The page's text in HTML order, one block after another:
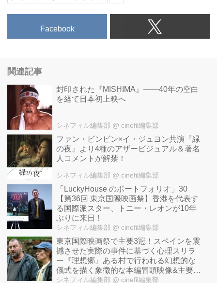
Facebook
関連記事
封印された『MISHIMA』――40年の空白
を経て日本初上映へ
シネフィル編集部 @ cinefil編集部
ファン・ビンビン×イ・ジュヨン共演『緑
の夜』より4種のアザービジュアル＆著名
人コメントが解禁！
シネフィル編集部 @ cinefil編集部
「LuckyHouse のポートフォリオ」30
【第36回 東京国際映画祭】香港を代表す
る国際派スター、トニー・レオンが10年
ぶりに来日！
シネフィル編集部 @ cinefil編集部
東京国際映画祭で主要3冠！スペインを震
撼させた実際の事件に基づく心理スリラ
ー『理想郷』ある村で行われる幻想的な
儀式を描く象徴的な本編冒頭映像&主要キ
ャラなど紹介する解説漫画も解禁！
シネフィル編集部 @ cinefil編集部